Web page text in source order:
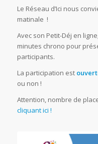
Le Réseau d’Ici nous
matinale !
Avec son Petit-Déj en
minutes chrono pour
participants.
La participation est
ou non !
Attention, nombre de
cliquant ici !